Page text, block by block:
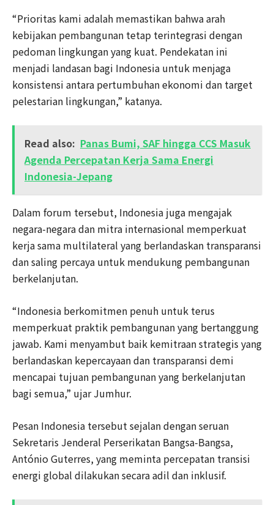
“Prioritas kami adalah memastikan bahwa arah
kebijakan pembangunan tetap terintegrasi dengan
pedoman lingkungan yang kuat. Pendekatan ini
menjadi landasan bagi Indonesia untuk menjaga
konsistensi antara pertumbuhan ekonomi dan target
pelestarian lingkungan,” katanya.
Read also: Panas Bumi, SAF hingga CCS Masuk
Agenda Percepatan Kerja Sama Energi
Indonesia-Jepang
Dalam forum tersebut, Indonesia juga mengajak
negara-negara dan mitra internasional memperkuat
kerja sama multilateral yang berlandaskan transparansi
dan saling percaya untuk mendukung pembangunan
berkelanjutan.
“Indonesia berkomitmen penuh untuk terus
memperkuat praktik pembangunan yang bertanggung
jawab. Kami menyambut baik kemitraan strategis yang
berlandaskan kepercayaan dan transparansi demi
mencapai tujuan pembangunan yang berkelanjutan
bagi semua,” ujar Jumhur.
Pesan Indonesia tersebut sejalan dengan seruan
Sekretaris Jenderal Perserikatan Bangsa-Bangsa,
António Guterres, yang meminta percepatan transisi
energi global dilakukan secara adil dan inklusif.